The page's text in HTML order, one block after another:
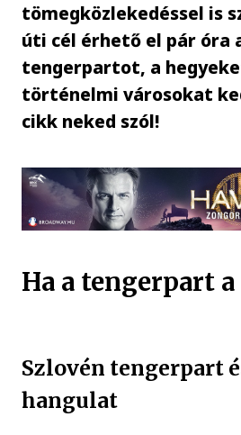
tömegközlekedéssel is
úti cél érhető el pár óra
tengerpartot, a
történelmi városokat
cikk neked szól!
Ha a tengerpart a
Szlovén tengerpart
hangulat